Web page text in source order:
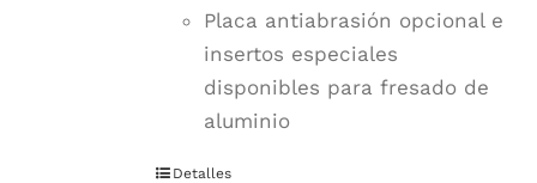
Placa antiabrasión opcional e
insertos especiales
disponibles para fresado de
aluminio
Detalles